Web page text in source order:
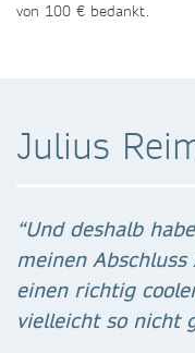
von 100 € bedankt.
Julius
“Und deshalb
meinen
einen richtig
vielleicht so nicht